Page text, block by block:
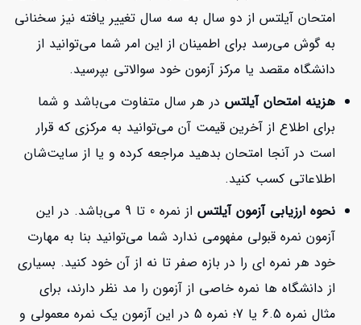
امتحان آیلتس از دو سال به سه سال تغییر یافته نیز سخنانی
به گوش می‌رسد برای اطمینان از این امر شما می‌توانید از
دانشگاه مقصد یا مرکز آزمون خود سوالاتی بپرسید.
هزینه امتحان آیلتس در هر سال متفاوت می‌باشد و شما
برای اطلاع از آخرین قیمت آن می‌توانید به مرکزی که قرار
است در آنجا امتحان بدهید مراجعه کرده و یا از سایت‌شان
اطلاعاتی کسب کنید.
نحوه ارزیابی آزمون آیلتس
از نمره 0 تا 9 می‌باشد. در این
آزمون نمره قبولی مفهومی ندارد شما می‌توانید بنا به مهارت
خود هر نمره ای را در بازه صفر تا نه از آن خود کنید. بسیاری
از دانشگاه ها نمره خاصی از آزمون را مد نظر دارند، برای
مثال نمره 6.5 یا 7؛ نمره 5 در این آزمون یک نمره معمولی و